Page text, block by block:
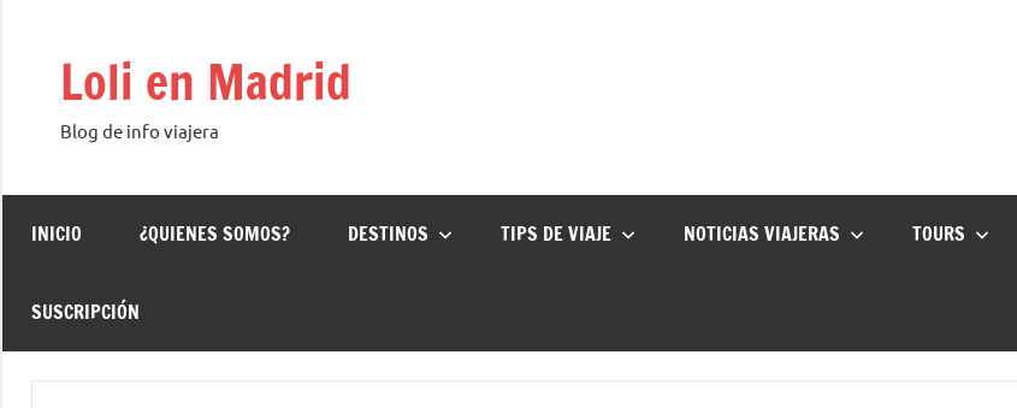
contenidoLoli en Madrid
Blog de info viajera
INICIO ¿QUIENES SOMOS? DESTINOS TIPS DE VIAJE NOTICIAS VIAJERAS TOURS
SUSCRIPCIÓN